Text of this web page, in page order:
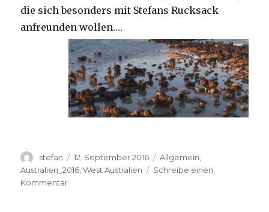
die sich besonders mit Stefans Rucksack
anfreunden wollen….
Autor
stefan
Veröffentlicht
am
12. September 2016 Kategorien
Allgemein
Australien_2016 ,West Australien
Schreibe einen
Kommentarzu